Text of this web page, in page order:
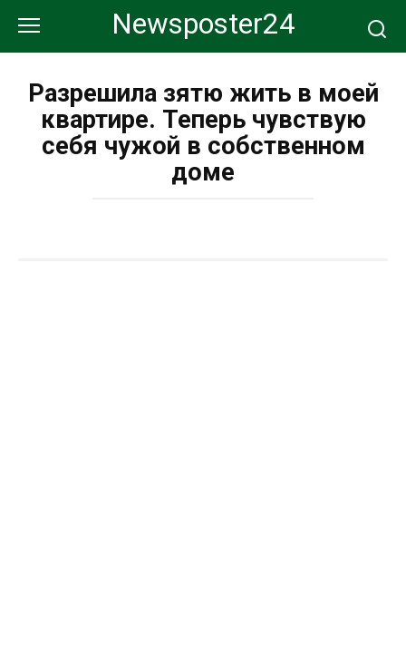
контенту
Newsposter24
Разрешила зятю жить в моей
квартире. Теперь чувствую
себя чужой в собственном
доме